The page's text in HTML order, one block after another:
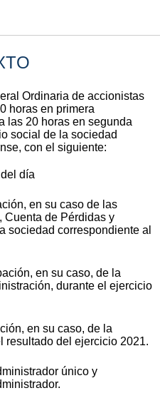
Ordinaria de accionistas
horas en primera
las 20 horas en segunda
social de la sociedad
con el siguiente:
día
en su caso de las
Cuenta de Pérdidas y
sociedad correspondiente al
en su caso, de la
durante el ejercicio
en su caso, de la
resultado del ejercicio 2021.
único y